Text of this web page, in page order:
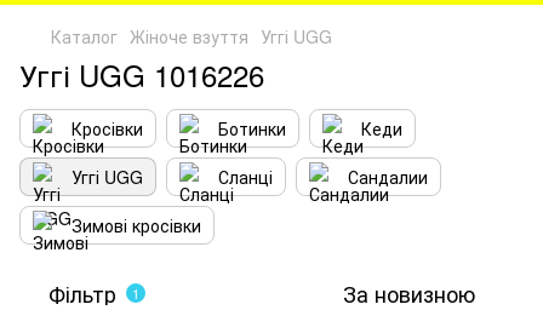
Каталог Жіноче взуття Уггі UGG
Уггі UGG 1016226
Кросівки Ботинки
Кеди
Уггі UGG
Сланці
Сандалии
Зимові кросівки
Фільтр 1 За новизною